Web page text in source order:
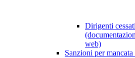
Dirigenti
web)
Sanzioni per